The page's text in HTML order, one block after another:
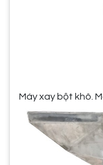
Máy xay bột khô.